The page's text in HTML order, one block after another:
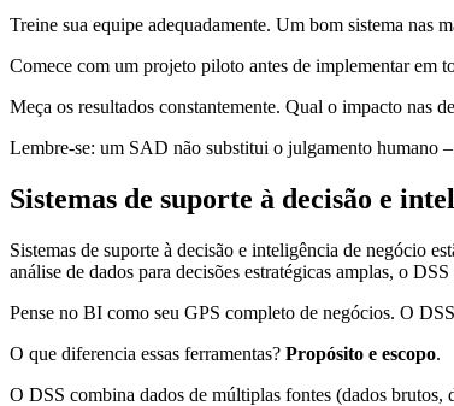
Treine sua equipe adequadamente. Um bom sistema nas
Comece com um projeto piloto antes de implementar em
Meça os resultados constantemente. Qual o impacto nas
Lembre-se: um SAD não substitui o julgamento humano
Sistemas de suporte à decisão e
Sistemas de suporte à decisão e inteligência de negócio
análise de dados para decisões estratégicas amplas, o
Pense no BI como seu GPS completo de negócios. O
O que diferencia essas ferramentas? Propósito e escopo.
O DSS combina dados de múltiplas fontes (dados brutos,